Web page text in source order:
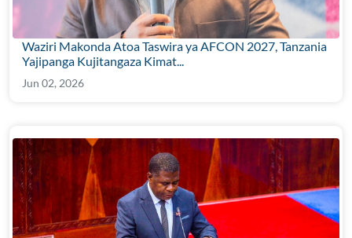
Waziri Makonda Atoa Taswira ya AFCON 2027, Tanzania
Yajipanga Kujitangaza Kimat...
Jun 02, 2026